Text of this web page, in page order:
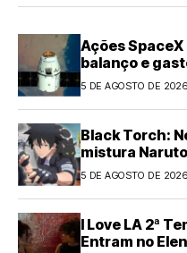
Ações SpaceX
balanço e
5 DE AGOSTO DE 2026
Black Torch:
mistura
5 DE AGOSTO DE 2026
I Love LA 2ª
Entram no